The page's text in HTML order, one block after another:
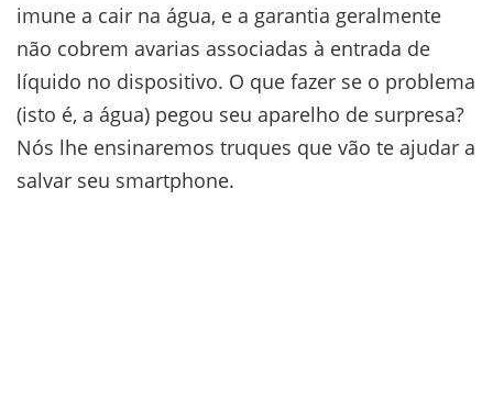
imune a cair na água, e a garantia geralmente
não cobrem avarias associadas à entrada de
líquido no dispositivo. O que fazer se o problema
(isto é, a água) pegou seu aparelho de surpresa?
Nós lhe ensinaremos truques que vão te ajudar a
salvar seu smartphone.